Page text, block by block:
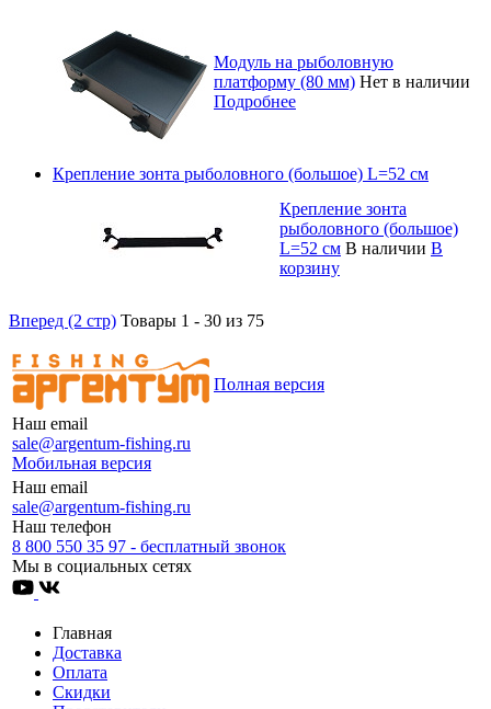
Модуль на рыболовную
платформу (80 мм) Нет в наличии
Подробнее
Крепление зонта рыболовного (большое) L=52 см
Крепление зонта
рыболовного (большое)
L=52 см В наличии В
корзину
Вперед (2 стр) Товары 1 - 30 из 75
Наш email
sale@argentum-fishing.ru
Мобильная версия
Полная версия
Наш email
sale@argentum-fishing.ru
Наш телефон
8 800 550 35 97 - бесплатный звонок
Мы в социальных сетях
Главная
Доставка
Оплата
Скидки